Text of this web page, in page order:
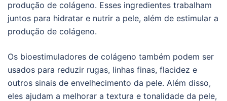
produção de colágeno. Esses ingredientes trabalham
juntos para hidratar e nutrir a pele, além de estimular a
produção de colágeno.
Os bioestimuladores de colágeno também podem ser
usados para reduzir rugas, linhas finas, flacidez e
outros sinais de envelhecimento da pele. Além disso,
eles ajudam a melhorar a textura e tonalidade da pele,